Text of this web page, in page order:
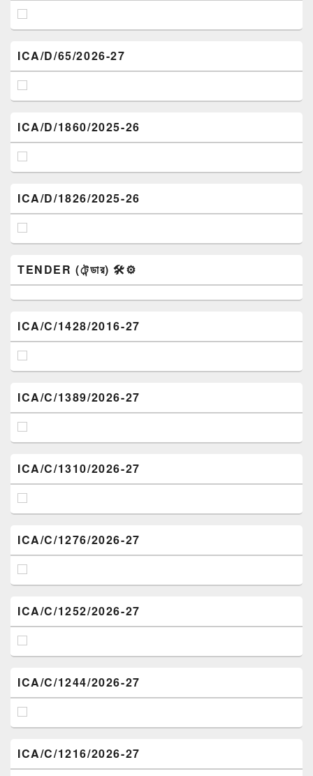
ICA/D/65/2026-27
ICA/D/1860/2025-26
ICA/D/1826/2025-26
TENDER (টেন্ডার) 🛠️⚙️
ICA/C/1428/2016-27
ICA/C/1389/2026-27
ICA/C/1310/2026-27
ICA/C/1276/2026-27
ICA/C/1252/2026-27
ICA/C/1244/2026-27
ICA/C/1216/2026-27